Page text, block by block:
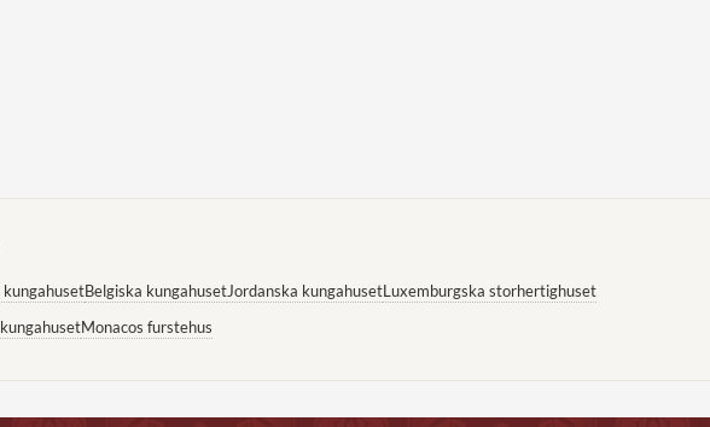
Belgiska kungahusetJordanska kungahusetLuxemburgska storhertighuset
Monacos furstehus